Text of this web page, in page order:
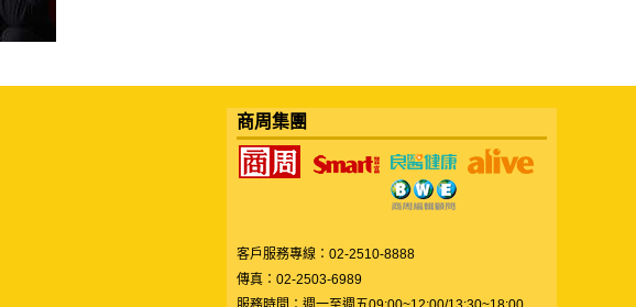
商周集團
客戶服務專線：02-2510-8888
傳真：02-2503-6989